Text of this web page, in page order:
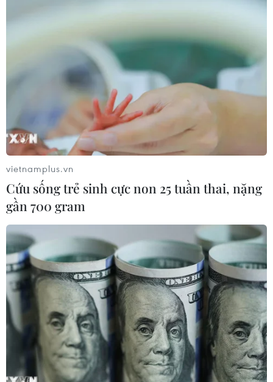
vietnamplus.vn
Cứu sống trẻ sinh cực non 25 tuần thai, nặng
gần 700 gram